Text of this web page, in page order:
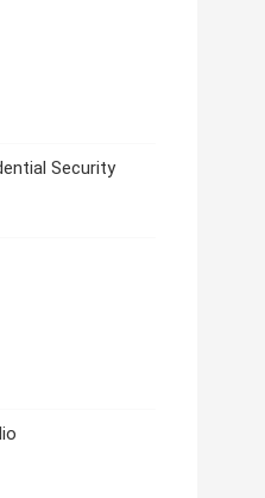
Security